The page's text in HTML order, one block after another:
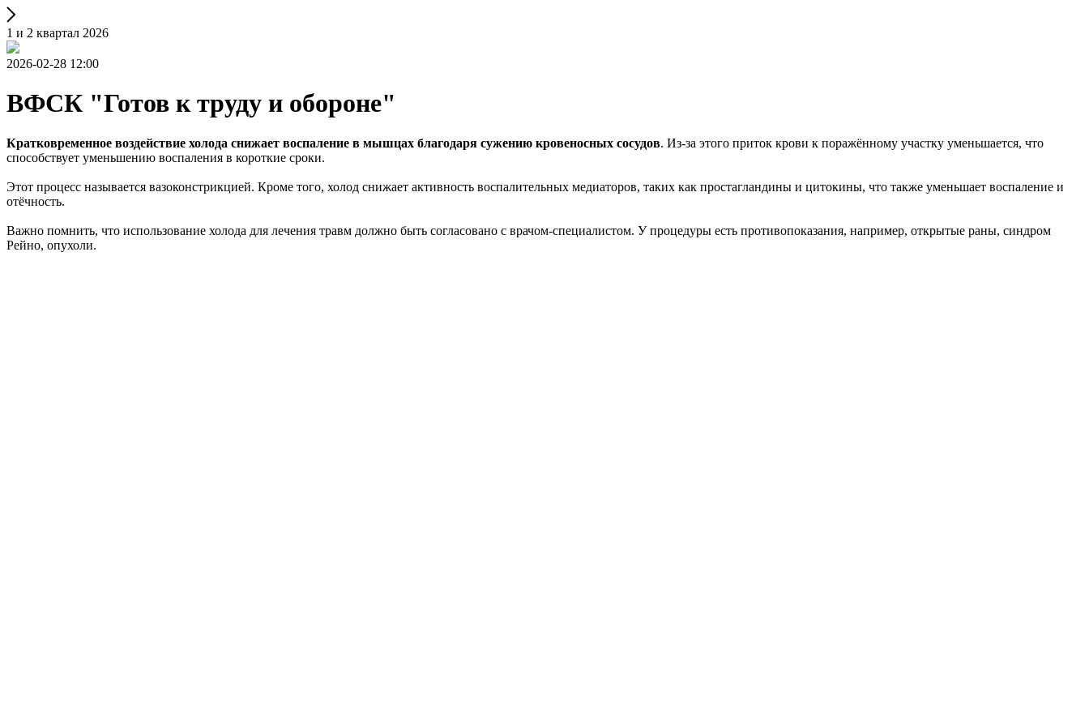
1 и 2 квартал 2026
2026-02-28 12:00
ВФСК "Готов к труду и обороне"
Кратковременное воздействие холода снижает воспаление в мышцах благодаря сужению кровеносных сосудов. Из-за этого приток крови к поражённому участку уменьшается, что
способствует уменьшению воспаления в короткие сроки.
Этот процесс называется вазоконстрикцией. Кроме того, холод снижает активность воспалительных медиаторов, таких как простагландины и цитокины, что также уменьшает воспаление и
отёчность.
Важно помнить, что использование холода для лечения травм должно быть согласовано с врачом-специалистом. У процедуры есть противопоказания, например, открытые раны, синдром
Рейно, опухоли.